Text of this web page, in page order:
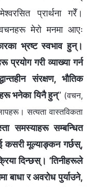
प्रार्थना गरेँ।
मेरो मनमा आएः
भ्रष्ट स्वभाव हुन्।
गरी व्याख्या गर्न
संरक्षण, भौतिक
भनेका यिनै हुन्” (वचन,
सत्यता वास्तविकता
समस्याहरू सम्बन्धित
कसरी मूल्याङ्कन गर्छस्,
दिन्छस्। ‘तिनीहरूले
बाधा र अवरोध पुर्याउने,